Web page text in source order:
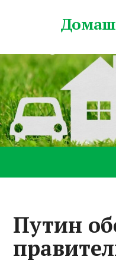
Путин